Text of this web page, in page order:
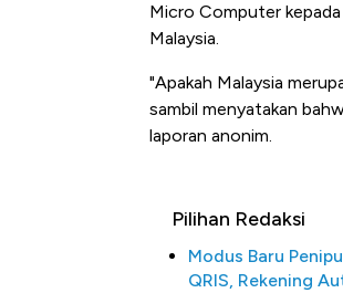
Micro Computer kepada
Malaysia.
"Apakah Malaysia
sambil menyatakan
laporan anonim.
Pilihan Redaksi
Modus Baru
QRIS, Rekening